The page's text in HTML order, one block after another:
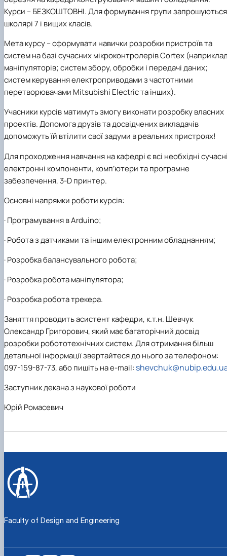
Рейтингові списки
Курси – БЕЗКОШТОВНІ. Для формування групи запрошуються
школярі 7 і вищих класів.
Мета курсу– сформувати навички розробки пристроїв та
систем на базі сучасних мікроконтролерівCortex
маніпуляторів; систем збору, обробки і передачі даних;
систем керування електроприводами з частотними
перетворювачами Mitsubishi Electricта інших).
Учасники курсів матимуть змогу виконати розробку власних
проектів. Допомога друзів та досвідчених викладачів
допоможуть їй втілити свої задуми в реальних пристроях!
Для проходження навчання на кафедрі є всі необхідні
електронні компоненти, комп’ютери та програмне
забезпечення, 3-D принтер.
Основні напрямки роботи курсів:
·Програмування в Arduino;
·Робота з датчиками та іншим електронним обладнанням;
·Розробка балансувального робота;
·Розробка робота маніпулятора;
·Розробка робота трекера.
Заняття проводить асистент кафедри, к.т.н. Шевчук
Олександр Григорович, який має багаторічний досвід
розробки робототехнічних систем. Для отримання більш
детальної інформації звертайтеся до нього за телефоном:
097-159-87-73, або пишіть на e-mail: shevс
Заступник декана з наукової роботи
Юрій Ромасевич
Faculty of Design and Engineering